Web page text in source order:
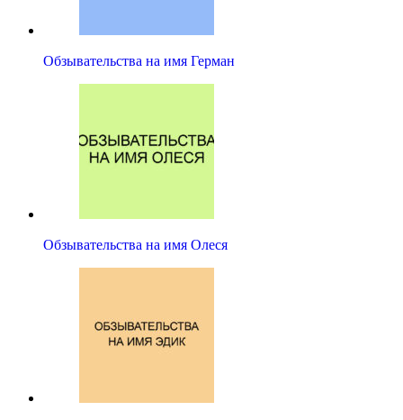
Обзывательства на имя Герман
Обзывательства на имя Олеся